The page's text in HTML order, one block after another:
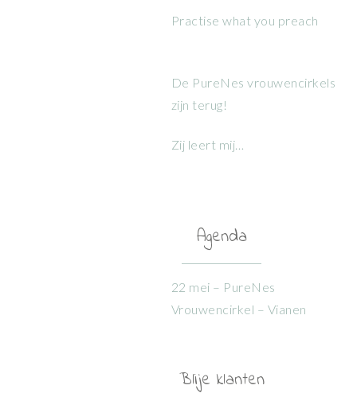
Practise what you preach
De PureNes vrouwencirkels
zijn terug!
Zij leert mij…
Agenda
22 mei – PureNes
Vrouwencirkel – Vianen
Blije klanten